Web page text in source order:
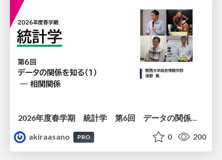
2026年度春学期 統計学 第6回 データの関係を知る（１）ー 相関関係 (2026. 5. 14)
akiraasano
PRO 0 200